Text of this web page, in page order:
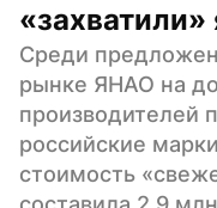
Среди
рынке ЯНАО на
производителей
российские
стоимость